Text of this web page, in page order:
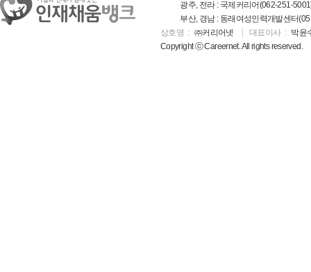
광주, 전라 : 국제커리어(062-251-
부산, 경남 : 동래여성인력개발센터
상호명
㈜커리어넷 대표이사
박윤
Copyright ⓒ Careernet. All rights reserved.